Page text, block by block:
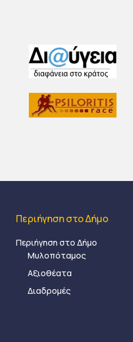
Περιήγηση στο Δήμο
Περιήγηση στο Δήμο
Μυλοπόταμος
Αξιοθέατα
Διαδρομές